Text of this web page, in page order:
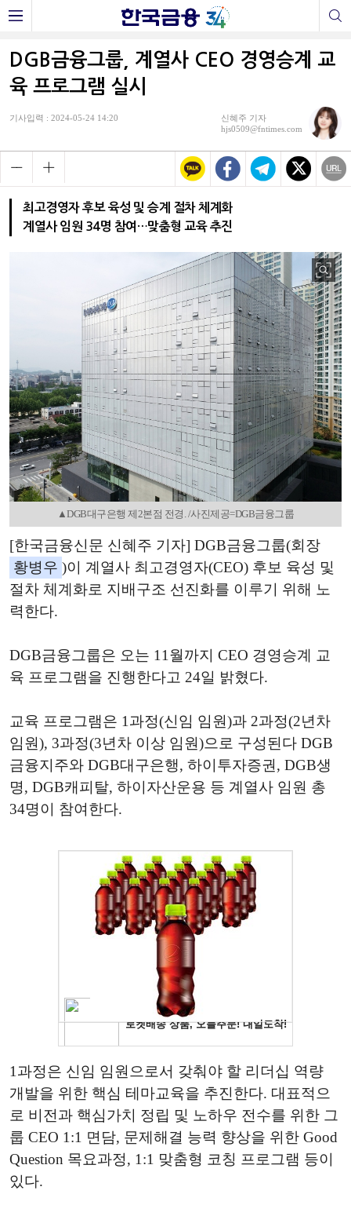
DGB금융그룹, 계열사 CEO 경영승계 교
육 프로그램 실시
기사입력 : 2024-05-24 14:20
신혜주 기자
hjs0509@fntimes.com
최고경영자 후보 육성 및 승계 절차 체계화
계열사 임원 34명 참여…맞춤형 교육 추진
▲DGB대구은행 제2본점 전경. /사진제공=DGB금융그룹
[한국금융신문 신혜주 기자] DGB금융그룹(회장
황병우 )이 계열사 최고경영자(CEO) 후보 육성 및
절차 체계화로 지배구조 선진화를 이루기 위해 노
력한다.
DGB금융그룹은 오는 11월까지 CEO 경영승계 교
육 프로그램을 진행한다고 24일 밝혔다.
교육 프로그램은 1과정(신임 임원)과 2과정(2년차
임원), 3과정(3년차 이상 임원)으로 구성된다 DGB
금융지주와 DGB대구은행, 하이투자증권, DGB생
명, DGB캐피탈, 하이자산운용 등 계열사 임원 총
34명이 참여한다.
1과정은 신임 임원으로서 갖춰야 할 리더십 역량
개발을 위한 핵심 테마교육을 추진한다. 대표적으
로 비전과 핵심가치 정립 및 노하우 전수를 위한 그
룹 CEO 1:1 면담, 문제해결 능력 향상을 위한 Good
Question 목요과정, 1:1 맞춤형 코칭 프로그램 등이
있다.